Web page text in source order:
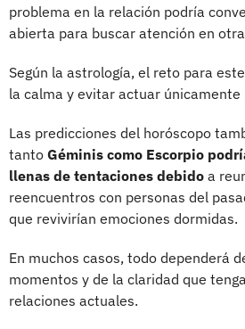
problema en la relación podría
abierta para buscar atención en
Según la astrología, el reto para
la calma y evitar actuar únicamente
Las predicciones del horóscopo
tanto Géminis como Escorpio
llenas de tentaciones debido a
reencuentros con personas del
que revivirían emociones dormidas.
En muchos casos, todo dependerá
momentos y de la claridad que
relaciones actuales.